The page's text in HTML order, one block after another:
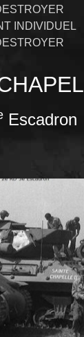
INDIVIDUEL
Escadron